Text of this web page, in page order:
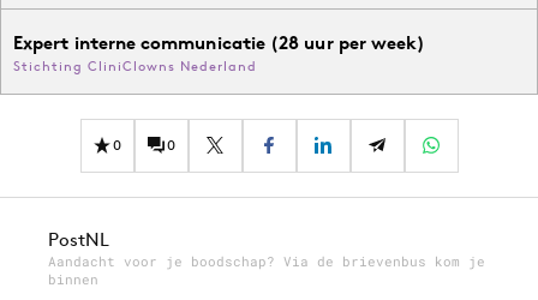
Expert interne communicatie (28 uur per week)
Stichting CliniClowns Nederland
0 0
PostNL
Aandacht voor je boodschap? Via de brievenbus kom je
binnen